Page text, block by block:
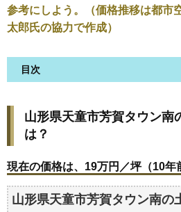
参考にしよう。（価格推移は都市
太郎氏の協力で作成）
目次
現在の価格は、19万円／坪
価格を詳細に分析しよう
駅からの徒歩距離で価格はど
山形県天童市芳賀タウン南の
公示地価はいくら
山形県天童市芳賀タウン南
は？
現在の価格は、19万円／坪（10年
山形県天童市芳賀タウン南の